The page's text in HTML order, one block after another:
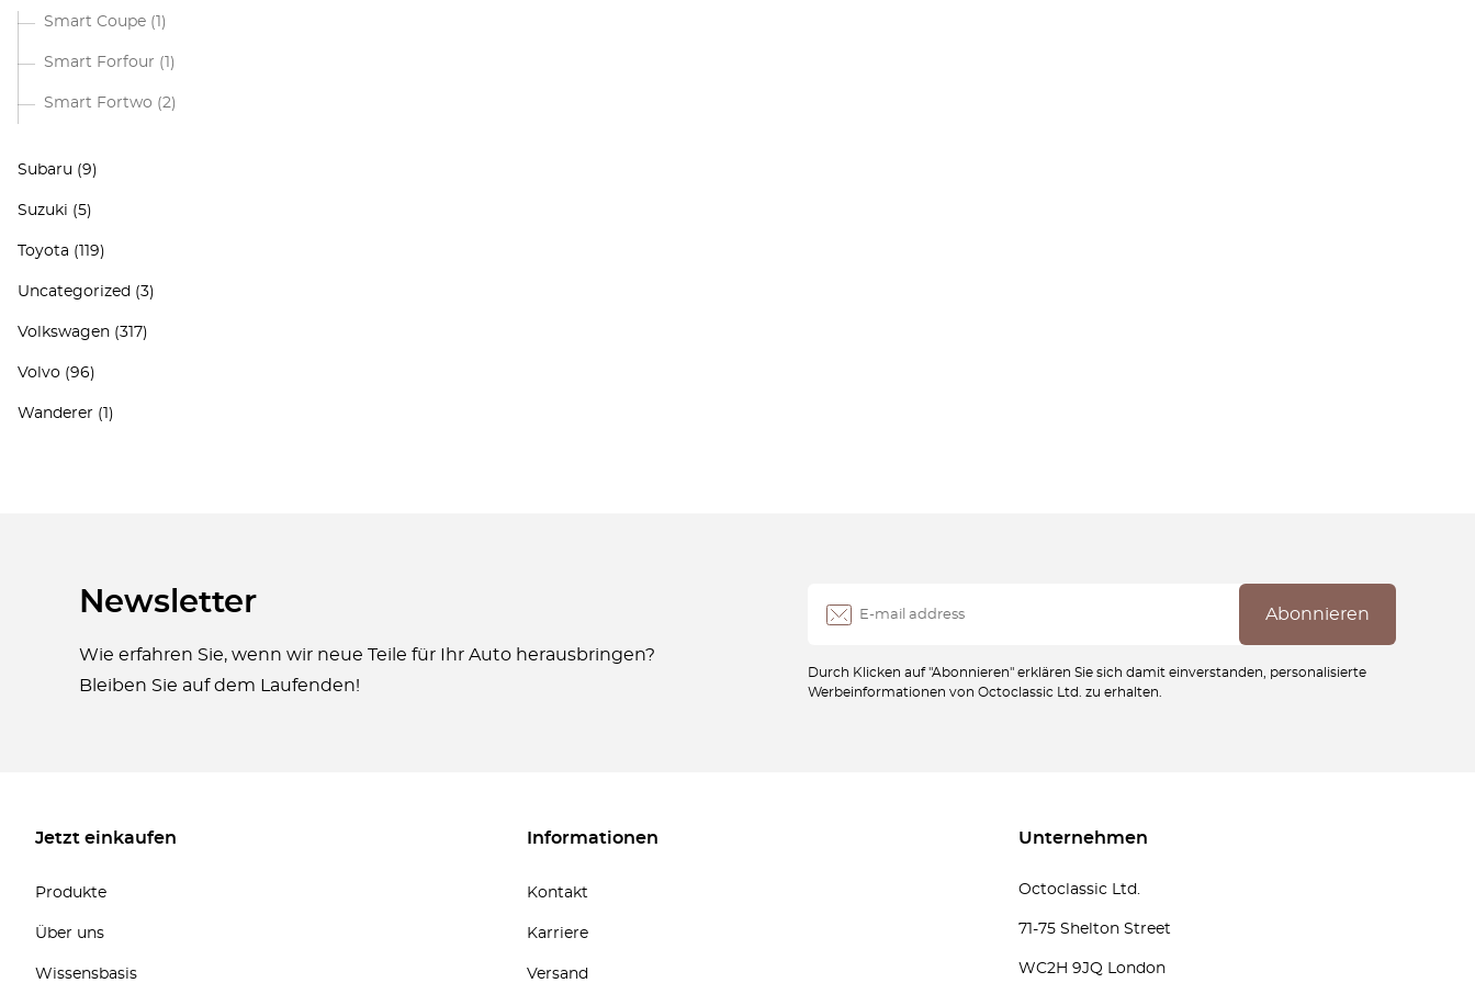
Smart Coupe (1)
Smart Forfour (1)
Smart Fortwo (2)
Subaru (9)
Suzuki (5)
Toyota (119)
Uncategorized (3)
Volkswagen (317)
Volvo (96)
Wanderer (1)
Newsletter
Wie erfahren Sie, wenn wir neue Teile für Ihr Auto herausbringen?
Bleiben Sie auf dem Laufenden!
Durch Klicken auf "Abonnieren" erklären Sie sich damit einverstanden, personalisierte
Werbeinformationen von Octoclassic Ltd. zu erhalten.
Jetzt einkaufen
Produkte
Über uns
Wissensbasis
Informationen
Kontakt
Karriere
Versand
Unternehmen
Octoclassic Ltd.
71-75 Shelton Street
WC2H 9JQ London